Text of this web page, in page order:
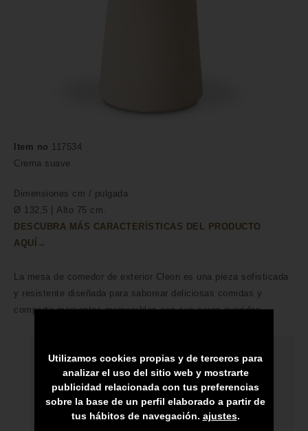
Item no 117534
Crema suave
Dimensiones cm / pulgada
Ø 132,5 | Alto 75 cm.
DESCUBRA MÁS CARACTERÍSTICAS DEL PRODUCTO
AQUÍ→
La mesa de comedor de exterior Cleon es una pieza sofisticada
y resistente diseñada para saborear deliciosas comidas y
compartir momentos memorables con sus seres queridos
HECHO A MANO POR HÁBILES
ARTESANOS
ENVÍO A TODA CANARIAS
ASESORAMIENTO PERSONAL
Utilizamos cookies propias y de terceros para
analizar el uso del sitio web y mostrarte
publicidad relacionada con tus preferencias
sobre la base de un perfil elaborado a partir de
tus hábitos de navegación. ajustes.